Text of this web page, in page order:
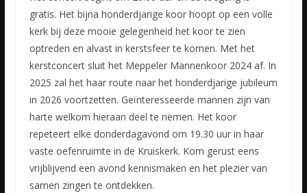
gratis. Het bijna honderdjarige koor hoopt op een volle
kerk bij deze mooie gelegenheid het koor te zien
optreden en alvast in kerstsfeer te komen. Met het
kerstconcert sluit het Meppeler Mannenkoor 2024 af. In
2025 zal het haar route naar het honderdjarige jubileum
in 2026 voortzetten. Geïnteresseerde mannen zijn van
harte welkom hieraan deel te nemen. Het koor
repeteert elke donderdagavond om 19.30 uur in haar
vaste oefenruimte in de Kruiskerk. Kom gerust eens
vrijblijvend een avond kennismaken en het plezier van
samen zingen te ontdekken.